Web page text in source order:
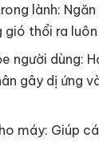
lành:
gió thổi ra
người dùng:
gây dị ứng
máy: Giúp